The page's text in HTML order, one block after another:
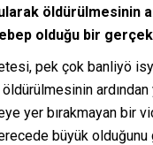
öldürülmesinin
olduğu bir
pek çok banliyö
yer bırakmayan bir
büyük